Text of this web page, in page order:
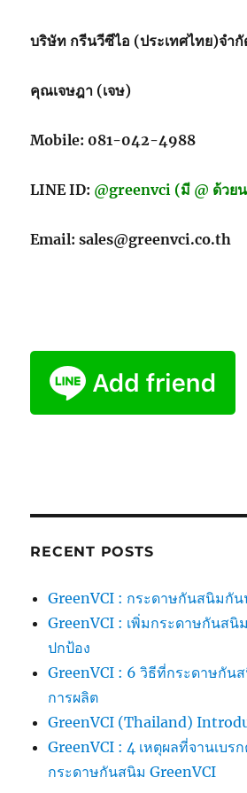
บริษัท กรีนวีซีไอ (ประเทศไทย)จำกั
คุณเจษฎา (เจษ)
Mobile: 081-042-4988
LINE ID: @greenvci (มี @ ด้วย
Email: sales@greenvci.co.th
RECENT POSTS
GreenVCI : กระดาษกันสนิมกัน
GreenVCI : เพิ่มกระดาษกันสนิ
ปกป้อง
GreenVCI : 6 วิธีที่กระดาษกัน
การผลิต
GreenVCI (Thailand)
GreenVCI : 4 เหตุผลที่จานเบร
กระดาษกันสนิม GreenVCI